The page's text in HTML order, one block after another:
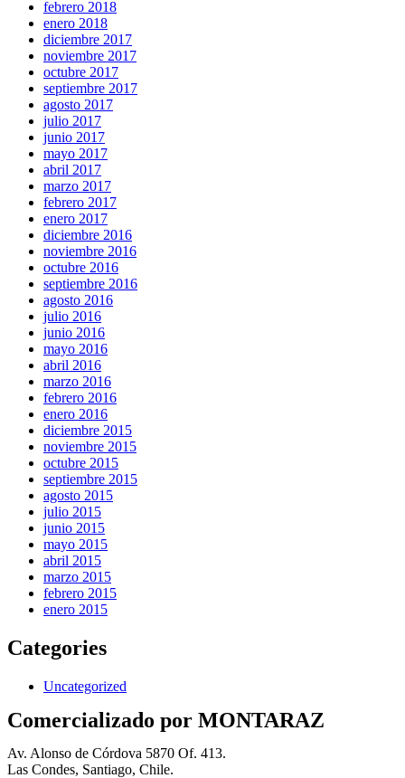
febrero 2018
enero 2018
diciembre 2017
noviembre 2017
octubre 2017
septiembre 2017
agosto 2017
julio 2017
junio 2017
mayo 2017
abril 2017
marzo 2017
febrero 2017
enero 2017
diciembre 2016
noviembre 2016
octubre 2016
septiembre 2016
agosto 2016
julio 2016
junio 2016
mayo 2016
abril 2016
marzo 2016
febrero 2016
enero 2016
diciembre 2015
noviembre 2015
octubre 2015
septiembre 2015
agosto 2015
julio 2015
junio 2015
mayo 2015
abril 2015
marzo 2015
febrero 2015
enero 2015
Categories
Uncategorized
Comercializado por MONTARAZ
Av. Alonso de Córdova 5870 Of. 413.
Las Condes, Santiago, Chile.